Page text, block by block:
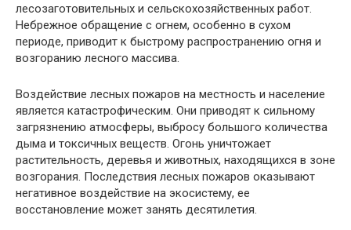
лесозаготовительных и сельскохозяйственных работ.
Небрежное обращение с огнем, особенно в сухом
периоде, приводит к быстрому распространению огня и
возгоранию лесного массива.
Воздействие лесных пожаров на местность и население
является катастрофическим. Они приводят к сильному
загрязнению атмосферы, выбросу большого количества
дыма и токсичных веществ. Огонь уничтожает
растительность, деревья и животных, находящихся в зоне
возгорания. Последствия лесных пожаров оказывают
негативное воздействие на экосистему, ее
восстановление может занять десятилетия.